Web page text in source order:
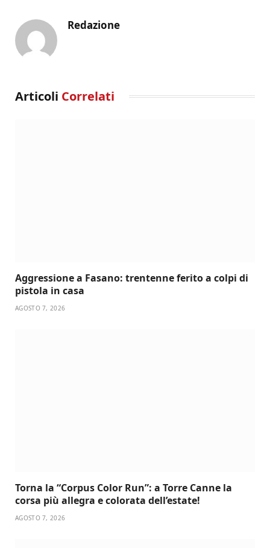
Redazione
Articoli Correlati
Aggressione a Fasano: trentenne ferito a colpi di
pistola in casa
AGOSTO 7, 2026
Torna la “Corpus Color Run”: a Torre Canne la
corsa più allegra e colorata dell’estate!
AGOSTO 7, 2026